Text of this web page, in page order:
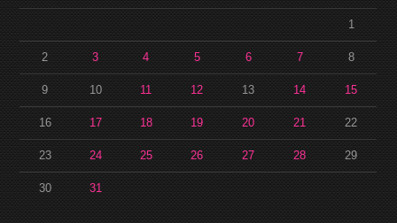
1
2 3 4 5 6 7 8
9 10 11 12 13 14 15
16 17 18 19 20 21 22
23 24 25 26 27 28 29
30 31